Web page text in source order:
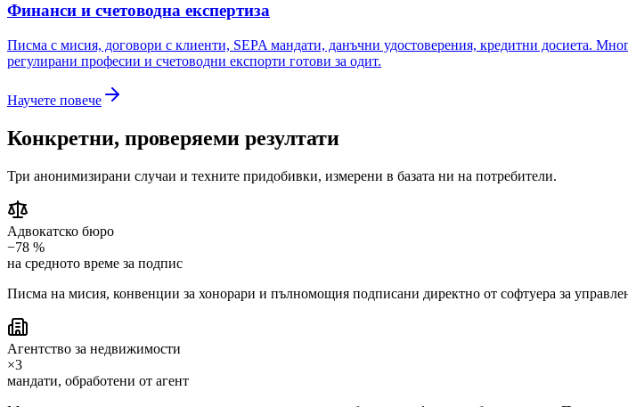
Финанси и счетоводна експертиза
Писма с мисия, договори с клиенти, SEPA мандати, данъчни удостоверения, кредитни досиета.
регулирани професии и счетоводни експорти готови за одит.
Научете повече
Конкретни, проверяеми резултати
Три анонимизирани случаи и техните придобивки, измерени в базата ни на потребители.
Адвокатско бюро
−78 %
на средното време за подпис
Писма на мисия, конвенции за хонорари и пълномощия подписани директно от софтуера за
Агентство за недвижимости
×3
мандати, обработени от агент